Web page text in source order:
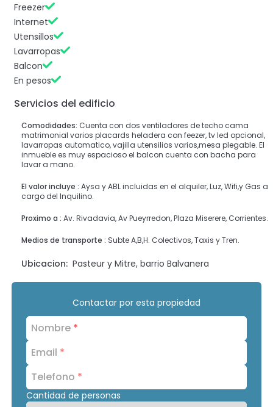
Freezer
Internet
Utensillos
Lavarropas
Balcon
En pesos
Servicios del edificio
Comodidades: Cuenta con dos ventiladores de techo cama
matrimonial varios placards heladera con feezer, tv led opcional,
lavarropas automatico, vajilla utensilios varios,mesa plegable. El
inmueble es muy espacioso el balcon cuenta con bacha para
lavar a mano.
El valor incluye : Aysa y ABL incluidas en el alquiler, Luz, Wifi,y Gas a
cargo del Inquilino.
Proximo a : Av. Rivadavia, Av Pueyrredon, Plaza Miserere, Corrientes.
Medios de transporte : Subte A,B,H. Colectivos, Taxis y Tren.
Ubicacion: Pasteur y Mitre, barrio Balvanera
Contactar por esta propiedad
Nombre *
Email *
Telefono *
Cantidad de personas